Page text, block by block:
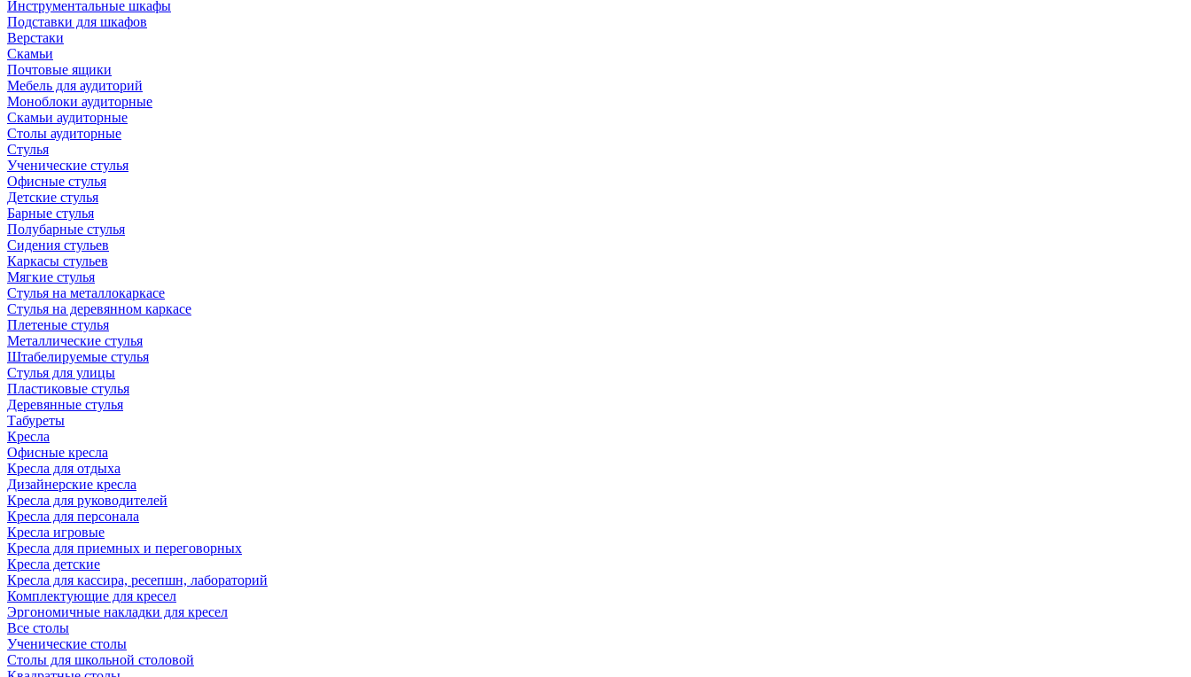
Инструментальные шкафы
Подставки для шкафов
Верстаки
Скамьи
Почтовые ящики
Мебель для аудиторий
Моноблоки аудиторные
Скамьи аудиторные
Столы аудиторные
Стулья
Ученические стулья
Офисные стулья
Детские стулья
Барные стулья
Полубарные стулья
Сидения стульев
Каркасы стульев
Мягкие стулья
Стулья на металлокаркасе
Стулья на деревянном каркасе
Плетеные стулья
Металлические стулья
Штабелируемые стулья
Стулья для улицы
Пластиковые стулья
Деревянные стулья
Табуреты
Кресла
Офисные кресла
Кресла для отдыха
Дизайнерские кресла
Кресла для руководителей
Кресла для персонала
Кресла игровые
Кресла для приемных и переговорных
Кресла детские
Кресла для кассира, ресепшн, лабораторий
Комплектующие для кресел
Эргономичные накладки для кресел
Все столы
Ученические столы
Столы для школьной столовой